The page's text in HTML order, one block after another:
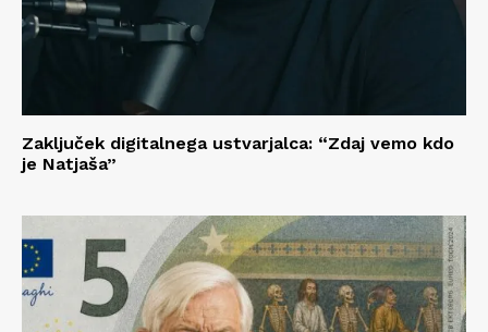
Zaključek digitalnega ustvarjalca: “Zdaj vemo kdo
je Natjaša”